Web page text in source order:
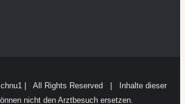
| All Rights Reserved | Inhalte dieser
nicht den Arztbesuch ersetzen.